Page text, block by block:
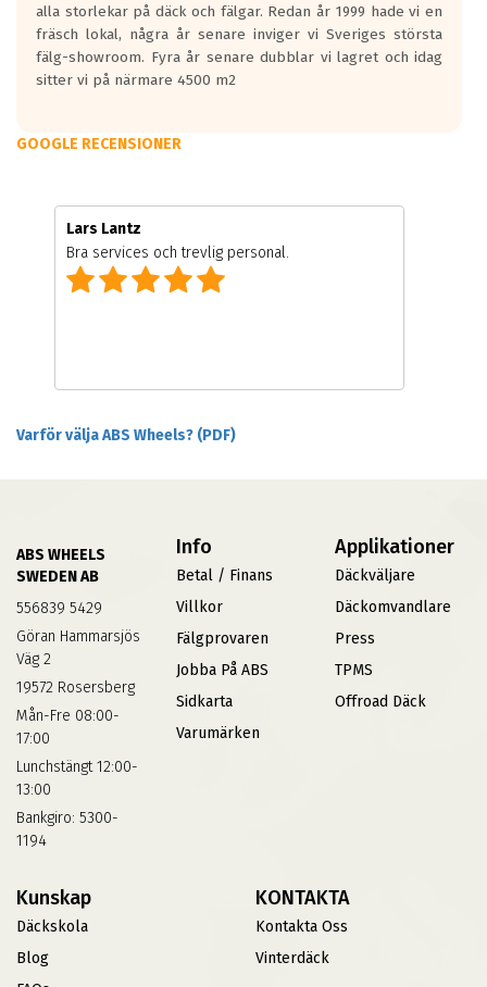
alla storlekar på däck och fälgar. Redan år 1999 hade vi en
fräsch lokal, några år senare inviger vi Sveriges största
fälg-showroom. Fyra år senare dubblar vi lagret och idag
sitter vi på närmare 4500 m2
GOOGLE RECENSIONER
Lars Lantz
Bra services och trevlig personal.
Varför välja ABS Wheels? (PDF)
ABS WHEELS
SWEDEN AB
556839 5429
Göran Hammarsjös
Väg 2
19572 Rosersberg
Mån-Fre 08:00-
17:00
Lunchstängt 12:00-
13:00
Bankgiro: 5300-
1194
Info
Betal / Finans
Villkor
Fälgprovaren
Jobba På ABS
Sidkarta
Varumärken
Applikationer
Däckväljare
Däckomvandlare
Press
TPMS
Offroad Däck
Kunskap
Däckskola
Blog
KONTAKTA
Kontakta Oss
Vinterdäck